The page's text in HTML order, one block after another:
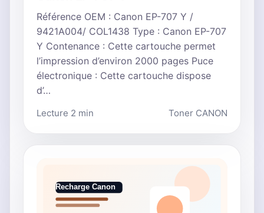
Référence OEM : Canon EP-707 Y /
9421A004/ COL1438 Type : Canon EP-707
Y Contenance : Cette cartouche permet
l’impression d’environ 2000 pages Puce
électronique : Cette cartouche dispose
d’…
Lecture 2 min Toner CANON